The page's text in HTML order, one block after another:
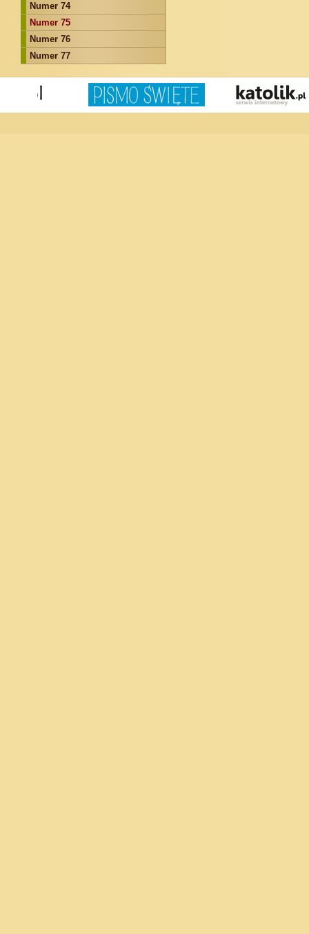
Numer 74
Numer 75
Numer 76
Numer 77